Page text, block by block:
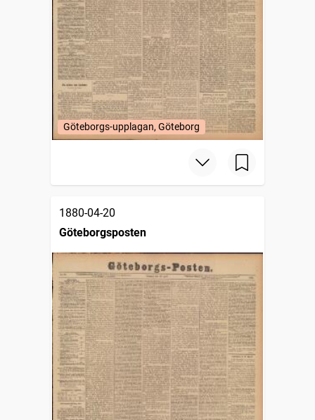
Göteborgs-upplagan, Göteborg
1880-04-20
Göteborgsposten